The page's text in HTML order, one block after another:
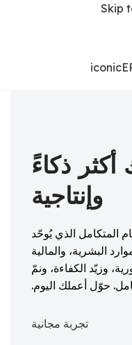
Skip
ذكاءً
وإنتاجية
المتكامل الذي يُوحّد
البشرية، والمالية
وزيّد الكفاءة، ونمّ
حوّل أعملك اليوم.
تجربة مجانية